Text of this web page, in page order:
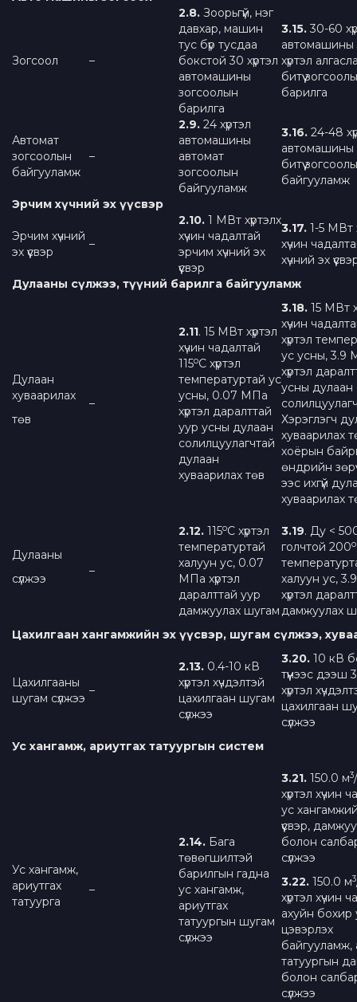
Зогсоол –
2.8. Зоорьгүй, нэг
давхар, машин
тус бүр тусдаа
бокстой 30 хүртэл
автомашины
зогсоолын
барилга
3.15. 30-60
автомашины
хүртэл
битүү
барилга
Автомат
зогсоолын
байгууламж
–
2.9. 24 хүртэл
автомашины
автомат
зогсоолын
байгууламж
3.16. 24-48
автомашины
битүү
байгууламж
Эрчим хүчний эх үүсвэр
Эрчим хүчний
эх үүсвэр
–
2.10. 1 МВт хүртэлх
хүчин чадалтай
эрчим хүчний эх
үүсвэр
3.17. 1-5 МВт
хүчин
хүчний эх
Дулааны сүлжээ, түүний барилга байгууламж
Дулаан
хуваарилах
төв
–
2.11. 15 МВт хүртэл
хүчин чадалтай
115оС хүртэл
температуртай ус
усны, 0.07 МПа
хүртэл даралттай
уур усны дулаан
солилцуулагчтай
дулаан
хуваарилах төв
3.18. 15 МВт
хүчин
хүртэл
ус усны, 3.9
хүртэл
усны дулаан
Хэрэглэгч
хуваарилах
хоёрын
өндрийн
ээс ихгүй
хуваарилах
Дулааны
сүлжээ
–
2.12. 115оС хүртэл
температуртай
халуун ус, 0.07
МПа хүртэл
даралттай уур
дамжуулах шугам
3.19. Ду <
голчтой 200о
халуун ус,
хүртэл
дамжуулах
Цахилгаан хангамжийн эх үүсвэр, шугам сүлжээ,
Цахилгааны
шугам сүлжээ
–
2.13. 0.4-10 кВ
хүртэл хүчдэлтэй
цахилгаан шугам
сүлжээ
3.20. 10 кВ
түүнээс дээш
хүртэл
цахилгаан
сүлжээ
Ус хангамж, ариутгах татуургын систем
Ус хангамж,
ариутгах
татуурга
–
2.14. Бага
төвөгшилтэй
барилгын гадна
ус хангамж,
ариутгах
татуургын шугам
сүлжээ
3.21. 150.0 м3
хүртэл хүчин
ус
үүсвэр,
болон
сүлжээ
3.22. 150.0 м3
хүртэл хүчин
ахуйн бохир
цэвэрлэх
байгууламж,
татуургын
болон
сүлжээ